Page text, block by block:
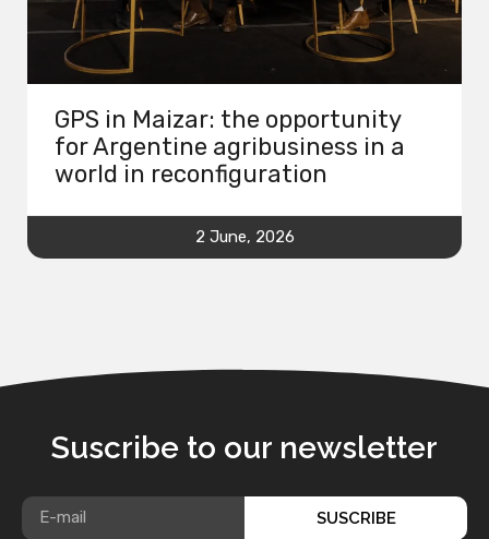
GPS in Maizar: the opportunity
for Argentine agribusiness in a
world in reconfiguration
2 June, 2026
Suscribe to our newsletter
SUSCRIBE